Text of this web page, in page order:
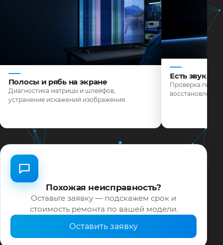
Полосы и рябь на экране
Диагностика матрицы и шлейфов,
устранение искажений изображения.
Есть звук,
Проверка
восстановление
Похожая неисправность?
Оставьте заявку — подскажем срок и
стоимость ремонта по вашей модели.
Оставить заявку